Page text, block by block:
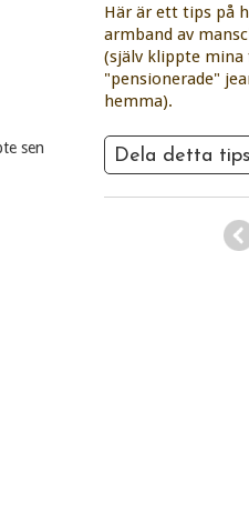
Här är ett tips på
armband av
(själv klippte mina
"pensionerade"
hemma).
Dela detta tips
sen